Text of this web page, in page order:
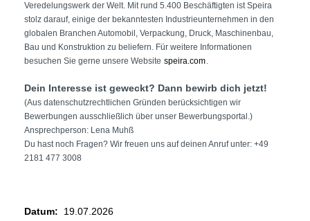
Veredelungswerk der Welt. Mit rund 5.400 Beschäftigten ist Speira
stolz darauf, einige der bekanntesten Industrieunternehmen in den
globalen Branchen Automobil, Verpackung, Druck, Maschinenbau,
Bau und Konstruktion zu beliefern. Für weitere Informationen
besuchen Sie gerne unsere Website speira.com.
Dein Interesse ist geweckt? Dann bewirb dich jetzt!
(Aus datenschutzrechtlichen Gründen berücksichtigen wir
Bewerbungen ausschließlich über unser Bewerbungsportal.)
Ansprechperson: Lena Muhß
Du hast noch Fragen? Wir freuen uns auf deinen Anruf unter: +49
2181 477 3008
Datum: 19.07.2026